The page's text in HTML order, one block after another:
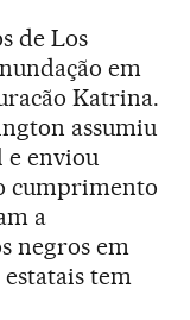
de Los
em
Katrina.
assumiu
e enviou
cumprimento
a
negros em
tem